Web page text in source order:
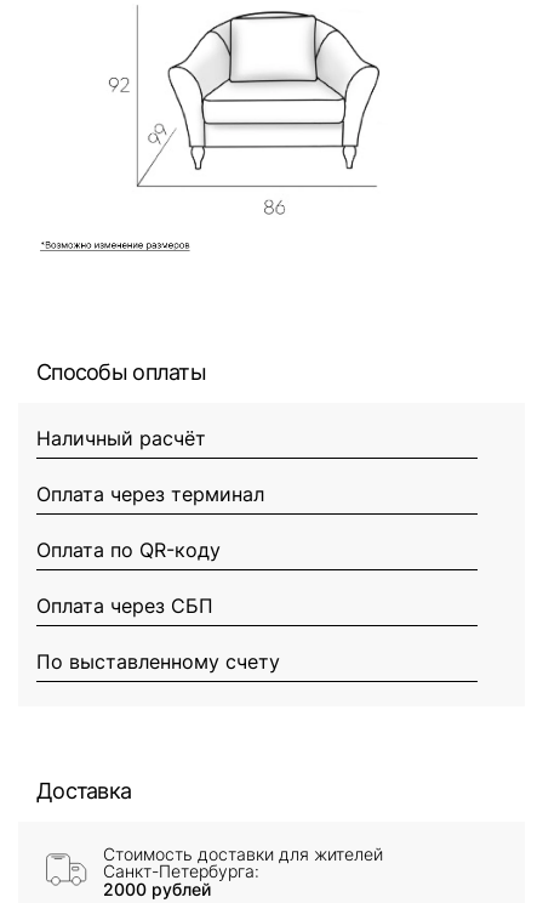
Способы оплаты
Наличный расчёт
Оплата через терминал
Оплата по QR-коду
Оплата через СБП
По выставленному счету
Доставка
Стоимость доставки для жителей
Санкт-Петербурга:
2000 рублей